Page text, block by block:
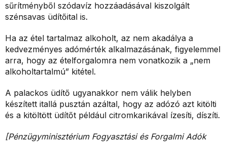
sűrítményből szódavíz hozzáadásával kiszolgált
szénsavas üdítőital is.
Ha az étel tartalmaz alkoholt, az nem akadálya a
kedvezményes adómérték alkalmazásának, figyelemmel
arra, hogy az ételforgalomra nem vonatkozik a „nem
alkoholtartalmú” kitétel.
A palackos üdítő ugyanakkor nem válik helyben
készített itallá pusztán azáltal, hogy az adózó azt kitölti
és a kitöltött üdítőt például citromkarikával ízesíti, díszíti.
[Pénzügyminisztérium Fogyasztási és Forgalmi Adók